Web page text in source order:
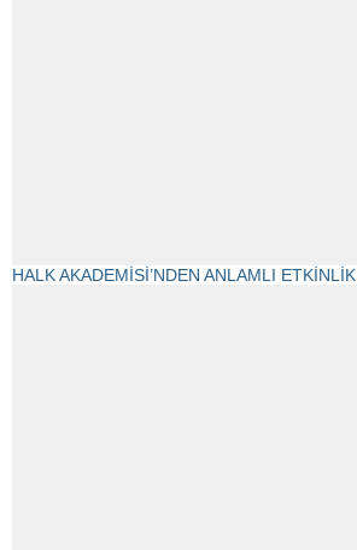
HALK AKADEMİSİ’NDEN ANLAMLI ETKİNLİK